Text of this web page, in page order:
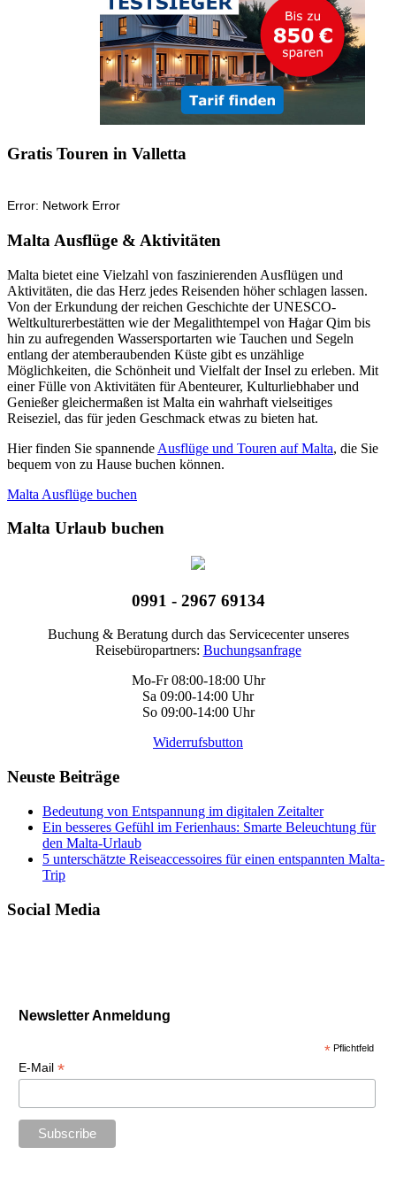
Gratis Touren in Valletta
Malta Ausflüge & Aktivitäten
Malta bietet eine Vielzahl von faszinierenden Ausflügen und
Aktivitäten, die das Herz jedes Reisenden höher schlagen lassen.
Von der Erkundung der reichen Geschichte der UNESCO-
Weltkulturerbestätten wie der Megalithtempel von Ħaġar Qim bis
hin zu aufregenden Wassersportarten wie Tauchen und Segeln
entlang der atemberaubenden Küste gibt es unzählige
Möglichkeiten, die Schönheit und Vielfalt der Insel zu erleben. Mit
einer Fülle von Aktivitäten für Abenteurer, Kulturliebhaber und
Genießer gleichermaßen ist Malta ein wahrhaft vielseitiges
Reiseziel, das für jeden Geschmack etwas zu bieten hat.
Hier finden Sie spannende Ausflüge und Touren auf Malta, die Sie
bequem von zu Hause buchen können.
Malta Ausflüge buchen
Malta Urlaub buchen
0991 - 2967 69134
Buchung & Beratung durch das Servicecenter unseres
Reisebüropartners: Buchungsanfrage
Mo-Fr 08:00-18:00 Uhr
Sa 09:00-14:00 Uhr
So 09:00-14:00 Uhr
Widerrufsbutton
Neuste Beiträge
Bedeutung von Entspannung im digitalen Zeitalter
Ein besseres Gefühl im Ferienhaus: Smarte Beleuchtung für
den Malta-Urlaub
5 unterschätzte Reiseaccessoires für einen entspannten Malta-
Trip
Social Media
Newsletter Anmeldung
* Pflichtfeld
E-Mail *